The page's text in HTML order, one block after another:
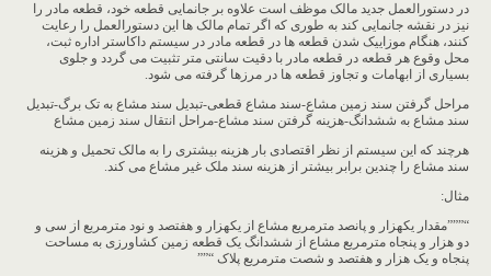
در دستورالعمل جدید مالک موظف است علاوه بر جانمایی قطعه خود، قطعه مادر را
نیز در نقشه جانمایی کند به طوری که اگر تمام مالک ها این دستورالعمل را رعایت
کنند، هنگام موزاییک شدن قطعه ها در قطعه مادر در سیستم داکاستر اداره ثبت،
محل وقوع هر قطعه در قطعه مادر با دقیت سانتی متر تثبیت می گردد و جلوی
بسیاری از ابهامات و تجاوز قطعه ها در مرزها گرفته می شود.
مراحل گرفتن سند زمین مشاع-سند مشاع قطعی-تبدیل سند مشاع به تک برگ-تبدیل
سند مشاع به ششدانگ-هزینه گرفتن سند مشاع-مراحل انتقال سند زمین مشاع
هرچند که این سیستم از نظر اقتصادی بار هزینه بیشتری را به مالک تحمیل و هزینه
سند مشاع را چندین برابر بیشتر از هزینه سند ملک غیر مشاع می کند.
مثال:
“”””مقدار یکهزار و پانصد مترمربع مشاع از یکهزار و هفتصد و نود مترمربع از سی و
دو هزار و پنجاه مترمربع مشاع از ششدانگ یک قطعه زمین کشاورزی به مساحت
پنجاه و یک هزار و هفتصد و شصت مترمربع پلاک “””